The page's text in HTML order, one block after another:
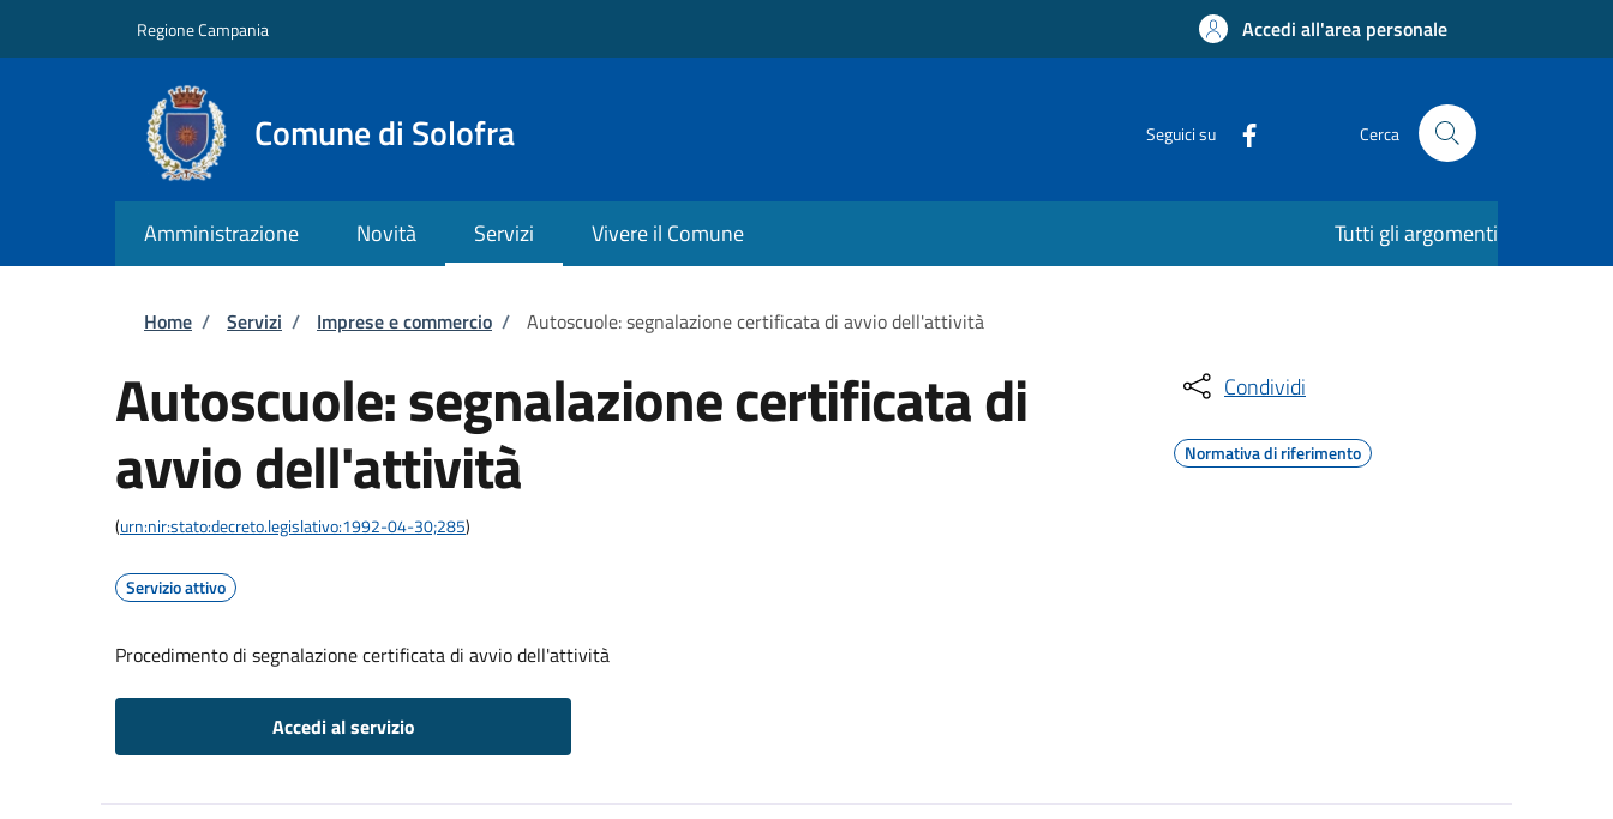
Regione Campania Accedi all'area personale
Comune di Solofra Seguici su Cerca
Amministrazione Novità Servizi Vivere il Comune Tutti gli argomenti
Briciole di pane
Home / Servizi / Imprese e commercio / Autoscuole: segnalazione certificata di avvio dell'attività
Autoscuole: segnalazione certificata di
avvio dell'attività
(urn:nir:stato:decreto.legislativo:1992-04-30;285)
Servizio attivo
Procedimento di segnalazione certificata di avvio dell'attività
Accedi al servizio
Condividi
Normativa di riferimento